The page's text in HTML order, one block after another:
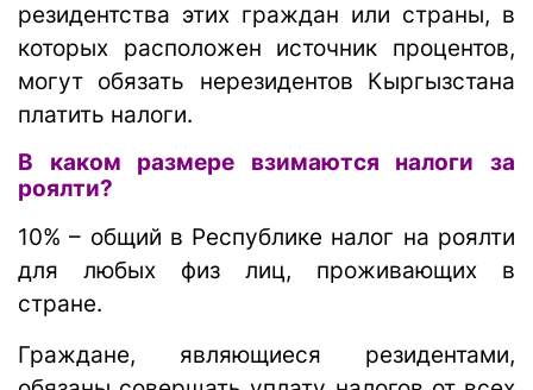
резидентства этих граждан или страны, в
которых расположен источник процентов,
могут обязать нерезидентов Кыргызстана
платить налоги.
В каком размере взимаются налоги за
роялти?
10% – общий в Республике налог на роялти
для любых физ лиц, проживающих в
стране.
Граждане, являющиеся резидентами,